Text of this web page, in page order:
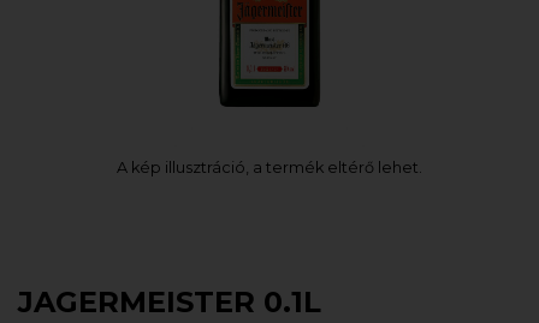
A kép illusztráció, a termék eltérő lehet.
JAGERMEISTER 0.1L